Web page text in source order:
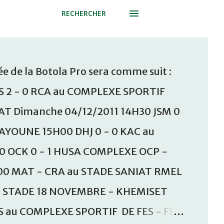
RECHERCHER
de la Botola Pro sera comme suit :
- 0 RCA au COMPLEXE SPORTIF
Dimanche 04/12/2011 14H30 JSM 0
15H00 DHJ 0 - 0 KAC au
OCK 0 - 1 HUSA COMPLEXE OCP -
MAT - CRA au STADE SANIAT RMEL
18 NOVEMBRE - KHEMISET
COMPLEXE SPORTIF DE FES - FES